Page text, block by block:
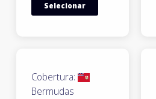
Selecionar
Cobertura:
Bermudas